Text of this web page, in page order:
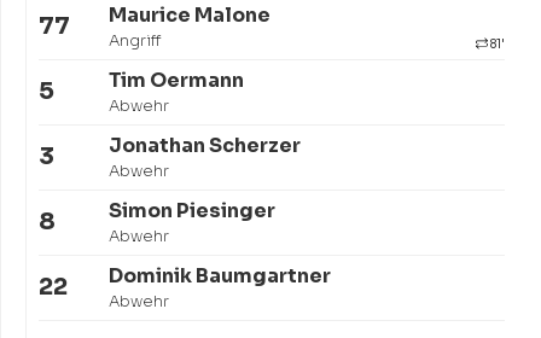
77 Maurice Malone
Angriff 81'
5 Tim Oermann
Abwehr
3 Jonathan Scherzer
Abwehr
8 Simon Piesinger
Abwehr
22 Dominik Baumgartner
Abwehr